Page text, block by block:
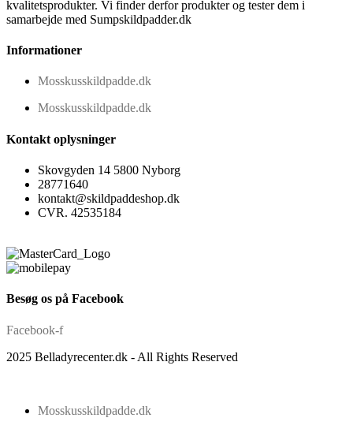
kvalitetsprodukter. Vi finder derfor produkter og tester dem i
samarbejde med Sumpskildpadder.dk
Informationer
Mosskusskildpadde.dk
Mosskusskildpadde.dk
Kontakt oplysninger
Skovgyden 14 5800 Nyborg
28771640
kontakt@skildpaddeshop.dk
CVR. 42535184
Besøg os på Facebook
Facebook-f
2025 Belladyrecenter.dk - All Rights Reserved
Mosskusskildpadde.dk